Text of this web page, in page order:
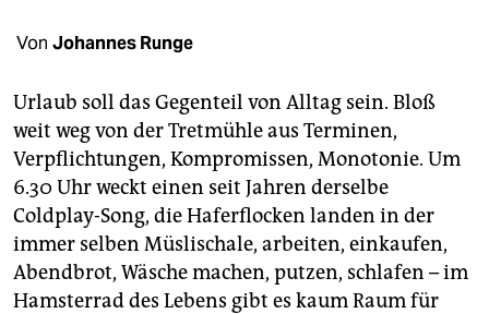
unterstützen
abo
genossenschaft
epaper login
Von Johannes Runge
Urlaub soll das Gegenteil von Alltag sein. Bloß
weit weg von der Tretmühle aus Terminen,
Verpflichtungen, Kompromissen, Monotonie. Um
6.30 Uhr weckt einen seit Jahren derselbe
Coldplay-Song, die Haferflocken landen in der
immer selben Müslischale, arbeiten, einkaufen,
Abendbrot, Wäsche machen, putzen, schlafen – im
Hamsterrad des Lebens gibt es kaum Raum für